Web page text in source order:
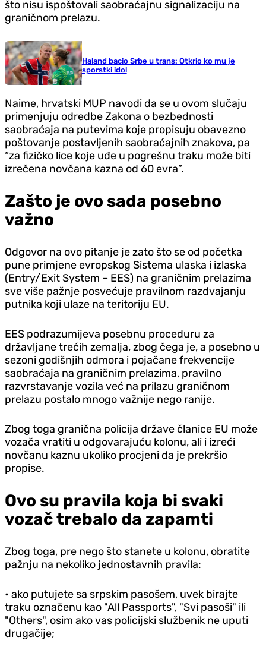
što nisu ispoštovali saobraćajnu signalizaciju na
graničnom prelazu.
Haland bacio Srbe u trans: Otkrio ko mu je
sporstki idol
Naime, hrvatski MUP navodi da se u ovom slučaju
primenjuju odredbe Zakona o bezbednosti
saobraćaja na putevima koje propisuju obavezno
poštovanje postavljenih saobraćajnih znakova, pa
“za fizičko lice koje uđe u pogrešnu traku može biti
izrečena novčana kazna od 60 evra”.
Zašto je ovo sada posebno
važno
Odgovor na ovo pitanje je zato što se od početka
pune primjene evropskog Sistema ulaska i izlaska
(Entry/Exit System – EES) na graničnim prelazima
sve više pažnje posvećuje pravilnom razdvajanju
putnika koji ulaze na teritoriju EU.
EES podrazumijeva posebnu proceduru za
državljane trećih zemalja, zbog čega je, a posebno u
sezoni godišnjih odmora i pojačane frekvencije
saobraćaja na graničnim prelazima, pravilno
razvrstavanje vozila već na prilazu graničnom
prelazu postalo mnogo važnije nego ranije.
Zbog toga granična policija države članice EU može
vozača vratiti u odgovarajuću kolonu, ali i izreći
novčanu kaznu ukoliko procjeni da je prekršio
propise.
Ovo su pravila koja bi svaki
vozač trebalo da zapamti
Zbog toga, pre nego što stanete u kolonu, obratite
pažnju na nekoliko jednostavnih pravila:
• ako putujete sa srpskim pasošem, uvek birajte
traku označenu kao "All Passports", "Svi pasoši" ili
"Others", osim ako vas policijski službenik ne uputi
drugačije;